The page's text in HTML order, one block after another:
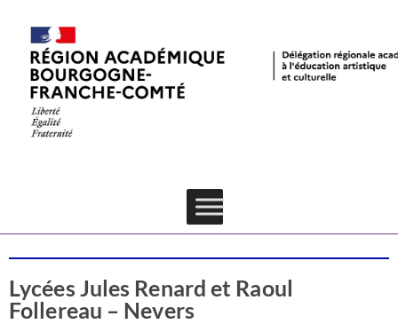
Valorisation
Lecture-écriture
Lycées Jules Renard et Raoul
Follereau – Nevers